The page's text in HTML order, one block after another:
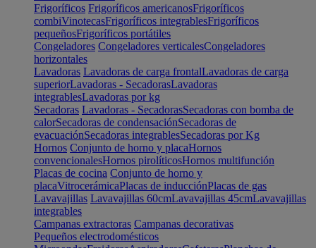
Frigoríficos Frigoríficos americanosFrigoríficos
combiVinotecasFrigoríficos integrablesFrigoríficos
pequeñosFrigoríficos portátiles
Congeladores Congeladores verticalesCongeladores
horizontales
Lavadoras Lavadoras de carga frontalLavadoras de carga
superiorLavadoras - SecadorasLavadoras
integrablesLavadoras por kg
Secadoras Lavadoras - SecadorasSecadoras con bomba de
calorSecadoras de condensaciónSecadoras de
evacuaciónSecadoras integrablesSecadoras por Kg
Hornos Conjunto de horno y placaHornos
convencionalesHornos pirolíticosHornos multifunción
Placas de cocina Conjunto de horno y
placaVitrocerámicaPlacas de inducciónPlacas de gas
Lavavajillas Lavavajillas 60cmLavavajillas 45cmLavavajillas
integrables
Campanas extractoras Campanas decorativas
Pequeños electrodomésticos